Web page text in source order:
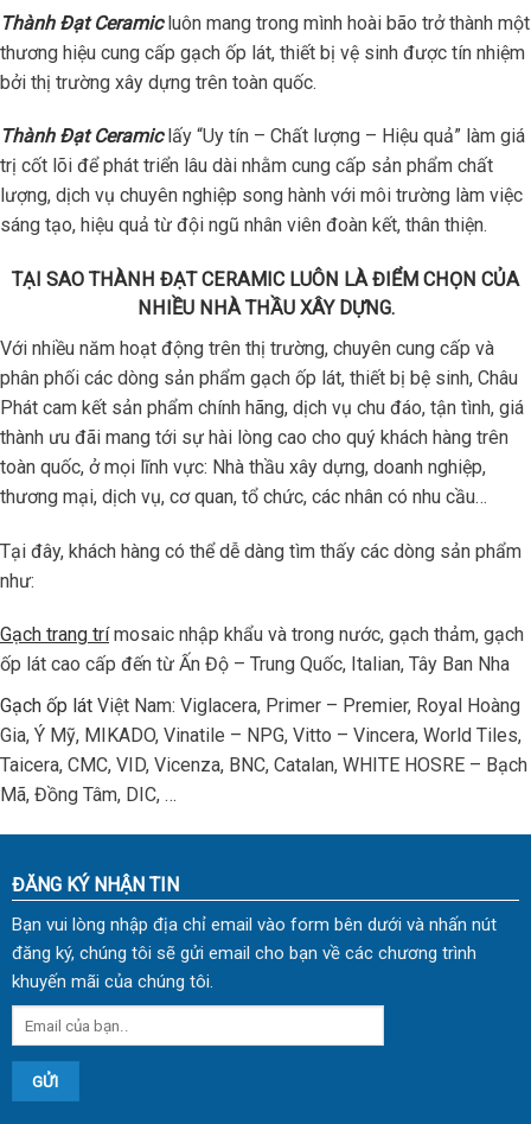
Thành Đạt Ceramicluôn mang trong mình hoài bão trở thành một
thương hiệu cung cấp gạch ốp lát, thiết bị vệ sinh được tín nhiệm
bởi thị trường xây dựng trên toàn quốc.
Thành Đạt Ceramiclấy “Uy tín – Chất lượng – Hiệu quả” làm giá
trị cốt lõi để phát triển lâu dài nhằm cung cấp sản phẩm chất
lượng, dịch vụ chuyên nghiệp song hành với môi trường làm việc
sáng tạo, hiệu quả từ đội ngũ nhân viên đoàn kết, thân thiện.
TẠI SAO THÀNH ĐẠT CERAMIC LUÔN LÀ ĐIỂM CHỌN CỦA
NHIỀU NHÀ THẦU XÂY DỰNG.
Với nhiều năm hoạt động trên thị trường, chuyên cung cấp và
phân phối các dòng sản phẩm gạch ốp lát, thiết bị bệ sinh, Châu
Phát cam kết sản phẩm chính hãng, dịch vụ chu đáo, tận tình, giá
thành ưu đãi mang tới sự hài lòng cao cho quý khách hàng trên
toàn quốc, ở mọi lĩnh vực: Nhà thầu xây dựng, doanh nghiệp,
thương mại, dịch vụ, cơ quan, tổ chức, các nhân có nhu cầu…
Tại đây, khách hàng có thể dễ dàng tìm thấy các dòng sản phẩm
như:
Gạch trang trímosaic nhập khẩu và trong nước, gạch thảm, gạch
ốp lát cao cấp đến từ Ấn Độ – Trung Quốc, Italian, Tây Ban Nha
Gạch ốp lát Việt Nam: Viglacera, Primer – Premier, Royal Hoàng
Gia, Ý Mỹ, MIKADO, Vinatile – NPG, Vitto – Vincera, World Tiles,
Taicera, CMC, VID, Vicenza, BNC, Catalan, WHITE HOSRE – Bạch
Mã, Đồng Tâm, DIC, …
ĐĂNG KÝ NHẬN TIN
Bạn vui lòng nhập địa chỉ email vào form bên dưới và nhấn nút
đăng ký, chúng tôi sẽ gửi email cho bạn về các chương trình
khuyến mãi của chúng tôi.